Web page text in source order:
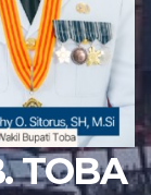
TOBA